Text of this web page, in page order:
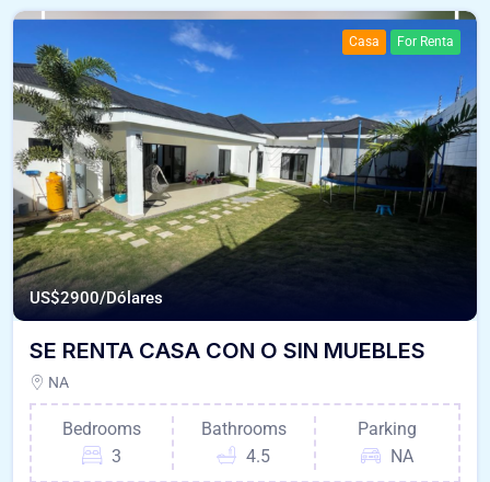
Casa For Renta
US$2900/Dólares
SE RENTA CASA CON O SIN MUEBLES
NA
Bedrooms
3
Bathrooms
4.5
Parking
NA